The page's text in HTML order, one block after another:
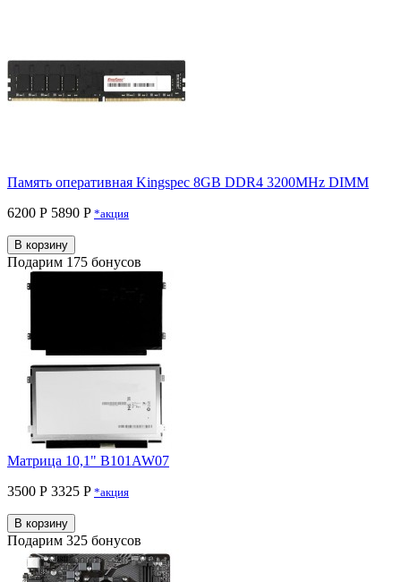
Память оперативная Kingspec 8GB DDR4 3200MHz DIMM
6200 Р 5890 P *акция
В корзину
Подарим 175 бонусов
Матрица 10,1" B101AW07
3500 Р 3325 P *акция
В корзину
Подарим 325 бонусов